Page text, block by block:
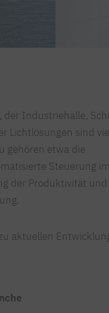
der Industriehalle,
Lichtlösungen sind
gehören etwa die
Steuerung im
der Produktivität und
aktuellen